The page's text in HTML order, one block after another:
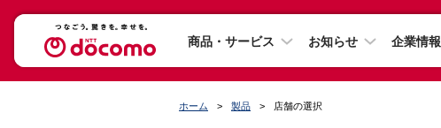
商品・サービス お知らせ 企業情報
ホーム 製品 店舗の選択